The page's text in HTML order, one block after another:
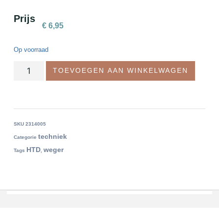
Prijs
€ 6,95
Op voorraad
TOEVOEGEN AAN WINKELWAGEN
SKU 2314005
Categorie techniek
Tags HTD weger